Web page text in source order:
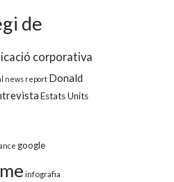
de
corporativa
news report Donald
Estats Units
google
infografia